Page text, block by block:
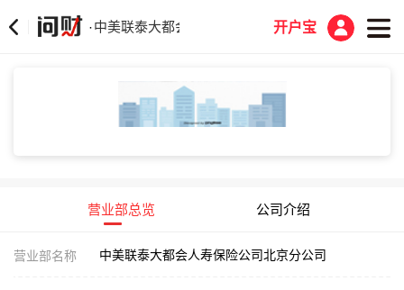
·中美联泰大都会人寿保险公司北京分公司
开户宝
营业部总览 公司介绍
营业部名称 中美联泰大都会人寿保险公司北京分公司